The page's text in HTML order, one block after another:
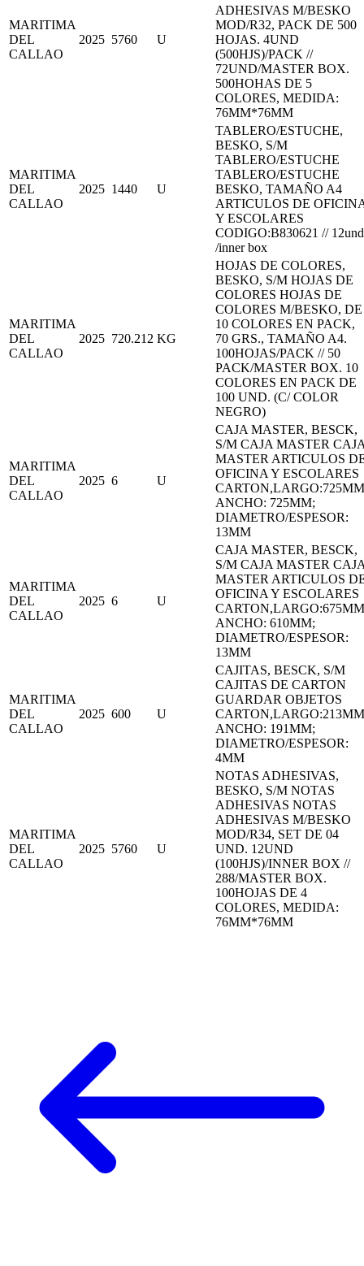
MARITIMA
DEL
CALLAO
2025 5760 U
ADHESIVAS M/BESKO
MOD/R32, PACK DE 500
HOJAS. 4UND
(500HJS)/PACK //
72UND/MASTER BOX.
500HOHAS DE 5
COLORES, MEDIDA:
76MM*76MM
MARITIMA
DEL
CALLAO
2025 1440 U
TABLERO/ESTUCHE,
BESKO, S/M
TABLERO/ESTUCHE
TABLERO/ESTUCHE
BESKO, TAMAÑO A4
ARTICULOS DE
Y ESCOLARES
CODIGO:B830621 // 12und
/inner box
MARITIMA
DEL
CALLAO
2025 720.212 KG
HOJAS DE COLORES,
BESKO, S/M HOJAS DE
COLORES HOJAS DE
COLORES M/BESKO, DE
10 COLORES EN PACK,
70 GRS., TAMAÑO A4.
100HOJAS/PACK // 50
PACK/MASTER BOX. 10
COLORES EN PACK DE
100 UND. (C/ COLOR
NEGRO)
MARITIMA
DEL
CALLAO
2025 6 U
CAJA MASTER, BESCK,
S/M CAJA MASTER
MASTER ARTICULOS
OFICINA Y ESCOLARES
ANCHO: 725MM;
DIAMETRO/ESPESOR:
13MM
MARITIMA
DEL
CALLAO
2025 6 U
CAJA MASTER, BESCK,
S/M CAJA MASTER
MASTER ARTICULOS
OFICINA Y ESCOLARES
ANCHO: 610MM;
DIAMETRO/ESPESOR:
13MM
MARITIMA
DEL
CALLAO
2025 600 U
CAJITAS, BESCK, S/M
CAJITAS DE CARTON
GUARDAR OBJETOS
ANCHO: 191MM;
DIAMETRO/ESPESOR:
4MM
MARITIMA
DEL
CALLAO
2025 5760 U
NOTAS ADHESIVAS,
BESKO, S/M NOTAS
ADHESIVAS NOTAS
ADHESIVAS M/BESKO
MOD/R34, SET DE 04
UND. 12UND
(100HJS)/INNER BOX //
288/MASTER BOX.
100HOJAS DE 4
COLORES, MEDIDA:
76MM*76MM